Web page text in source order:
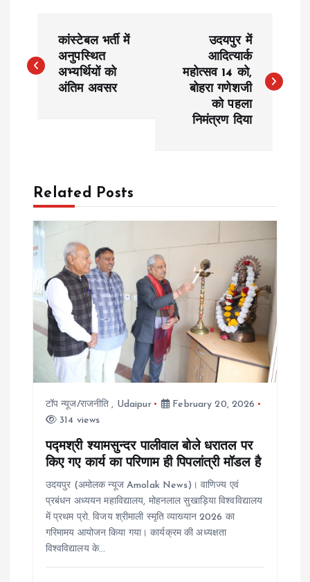
o
a
v
g
a
कांस्टेबल भर्ती में
अनुपस्थित
अभ्यर्थियों को
अंतिम अवसर
उदयपुर में
आदित्यार्क
महोत्सव 14 को,
बोहरा गणेशजी
को पहला
निमंत्रण दिया
Related Posts
टॉप न्यूज/राजनीति , Udaipur
February 20, 2026
314 views
पद्मश्री श्यामसुन्दर पालीवाल बोले धरातल पर
किए गए कार्य का परिणाम ही पिपलांत्री मॉडल है
उदयपुर (अमोलक न्यूज Amolak News)। वाणिज्य एवं
प्रबंधन अध्ययन महाविद्यालय, मोहनलाल सुखाड़िया विश्वविद्यालय
में प्रथम प्रो. विजय श्रीमाली स्मृति व्याख्यान 2026 का
गरिमामय आयोजन किया गया। कार्यक्रम की अध्यक्षता
विश्वविद्यालय के…